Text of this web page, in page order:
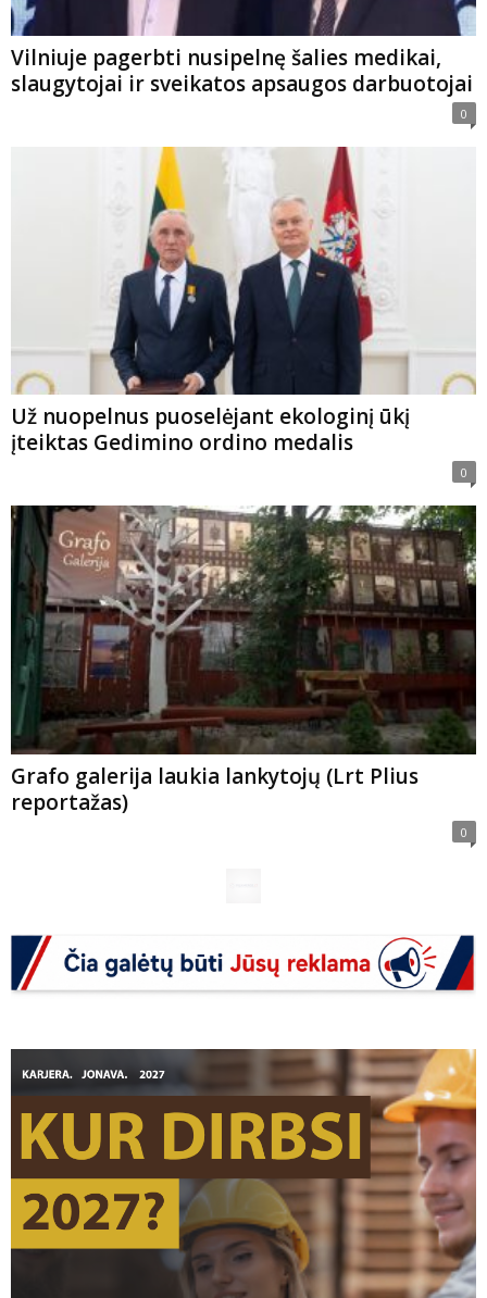
Vilniuje pagerbti nusipelnę šalies medikai,
slaugytojai ir sveikatos apsaugos darbuotojai
0
Už nuopelnus puoselėjant ekologinį ūkį
įteiktas Gedimino ordino medalis
0
Grafo galerija laukia lankytojų (Lrt Plius
reportažas)
0
Prekės ženklo „Top to Bottom“ kūrėjai teko
Ukmergės turguje už maistą...
0